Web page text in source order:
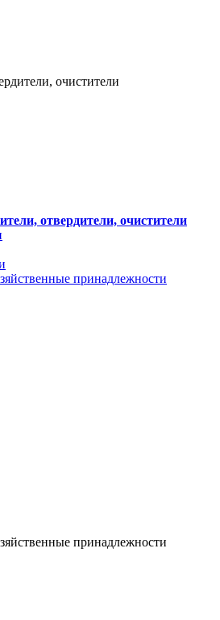
очистители
отвердители, очистители
принадлежности
принадлежности